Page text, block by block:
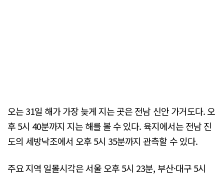
오는 31일 해가 가장 늦게 지는 곳은 전남 신안 가거도다. 오
후 5시 40분까지 지는 해를 볼 수 있다. 육지에서는 전남 진
도의 세방낙조에서 오후 5시 35분까지 관측할 수 있다.
주요 지역 일몰시각은 서울 오후 5시 23분, 부산·대구 5시